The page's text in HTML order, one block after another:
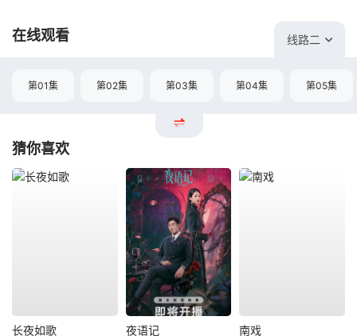
在线观看 线路二
第01集 第02集 第03集 第04集 第05集
猜你喜欢
长夜如歌 夜语记 南戏